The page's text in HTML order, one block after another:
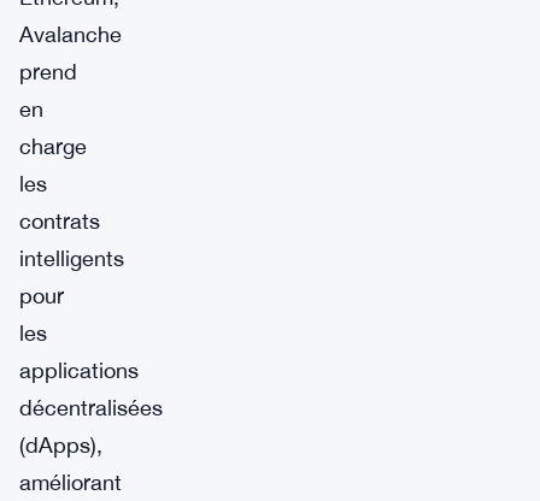
Avalanche
prend
en
charge
les
contrats
intelligents
pour
les
applications
décentralisées
(dApps),
améliorant